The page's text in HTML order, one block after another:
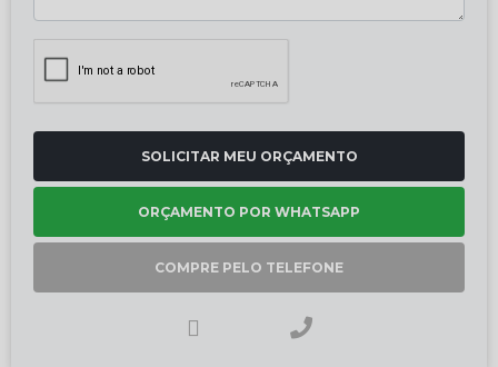
SOLICITAR MEU ORÇAMENTO
ORÇAMENTO POR WHATSAPP
COMPRE PELO TELEFONE